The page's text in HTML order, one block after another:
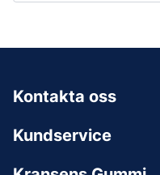
Kundservice
Kontakta oss
0156-409 00
Mån-Tors 07.30-
Lunchstängt